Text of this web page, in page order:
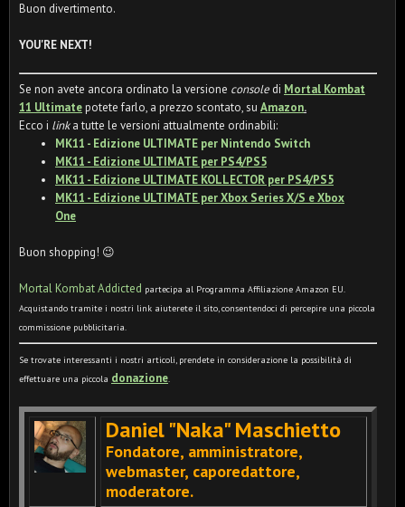
Buon divertimento.
YOU'RE NEXT!
Se non avete ancora ordinato la versione console di Mortal Kombat
11 Ultimatepotete farlo, a prezzo scontato, su Amazon.
Ecco i linka tutte le versioni attualmente ordinabili:
MK11 - Edizione ULTIMATE per Nintendo Switch
MK11 - Edizione ULTIMATE per PS4/PS5
MK11 - Edizione ULTIMATE KOLLECTOR per PS4/PS5
MK11 - Edizione ULTIMATE per Xbox Series X/S e Xbox
One
Buon shopping! 😉
Mortal Kombat Addicted partecipa al Programma Affiliazione Amazon EU.
Acquistando tramite i nostri link aiuterete il sito, consentendoci di percepire una piccola
commissione pubblicitaria.
Se trovate interessanti i nostri articoli, prendete in considerazione la possibilità di
effettuare una piccola donazione
Daniel "Naka" Maschietto
Fondatore, amministratore,
webmaster, caporedattore,
moderatore.